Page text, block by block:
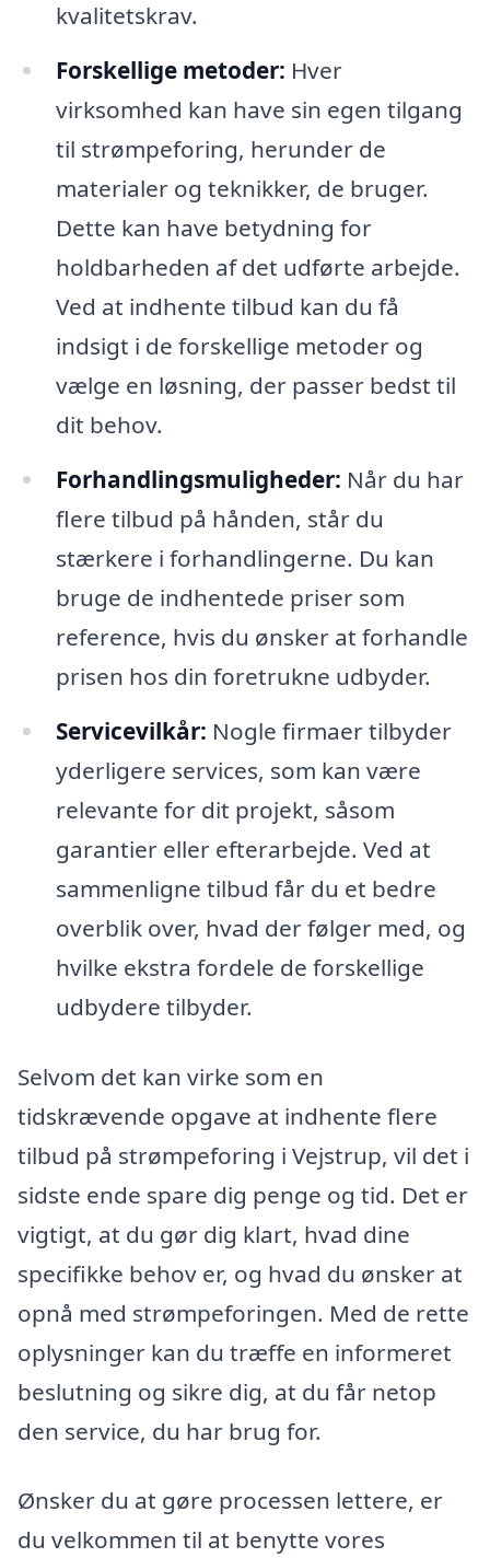
kvalitetskrav.
Forskellige metoder: Hver
virksomhed kan have sin egen tilgang
til strømpeforing, herunder de
materialer og teknikker, de bruger.
Dette kan have betydning for
holdbarheden af det udførte arbejde.
Ved at indhente tilbud kan du få
indsigt i de forskellige metoder og
vælge en løsning, der passer bedst til
dit behov.
Forhandlingsmuligheder: Når du har
flere tilbud på hånden, står du
stærkere i forhandlingerne. Du kan
bruge de indhentede priser som
reference, hvis du ønsker at forhandle
prisen hos din foretrukne udbyder.
Servicevilkår: Nogle firmaer tilbyder
yderligere services, som kan være
relevante for dit projekt, såsom
garantier eller efterarbejde. Ved at
sammenligne tilbud får du et bedre
overblik over, hvad der følger med, og
hvilke ekstra fordele de forskellige
udbydere tilbyder.
Selvom det kan virke som en
tidskrævende opgave at indhente flere
tilbud på strømpeforing i Vejstrup, vil det i
sidste ende spare dig penge og tid. Det er
vigtigt, at du gør dig klart, hvad dine
specifikke behov er, og hvad du ønsker at
opnå med strømpeforingen. Med de rette
oplysninger kan du træffe en informeret
beslutning og sikre dig, at du får netop
den service, du har brug for.
Ønsker du at gøre processen lettere, er
du velkommen til at benytte vores